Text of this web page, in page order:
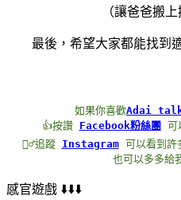
（讓爸爸搬
最後，希望大家都能找到
如果你喜歡Adai
👍按讚 Facebook粉絲團 可
🏃‍♂️追蹤 Instagram 可以看到許
也可以多多給
感官遊戲 ⬇️⬇️⬇️